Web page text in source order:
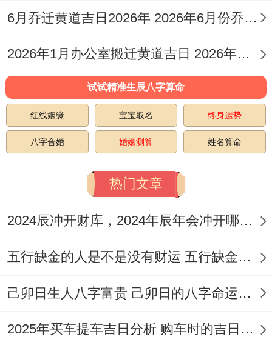
则位于正北方，此二方位宜静不宜动;尤其忌
讳在正北方位（岁破与三煞位所在）进行大
宴会主持或主人位；设置于正东（财神位）
或西南（福神位）为佳，帮助吸纳财气跟福
泽，若条件允许；可于会场正南方位安静地
摆放部分吉祥饰品，但避免过于喧闹。
至于紫白飞星布局；每年流年飞星方位不相
譬如八白左辅星（财星）与九紫右弼星（喜
庆星）所临方位宜保持明亮、整洁，并可适
6月乔迁黄道吉日2026年 2026年6月份乔迁黄道吉日一览表
2026年1月办公室搬迁黄道吉日 2026年搬办公室黄道吉日
试试精准生辰八字算命
红线姻缘 宝宝取名 终身运势
八字合婚 婚姻测算 姓名算命
热门文章
2024辰冲开财库，2024年辰年会冲开哪些人的财库
五行缺金的人是不是没有财运 五行缺金的人命运好不好
己卯日生人八字富贵 己卯日的八字命运如何
2025年买车提车吉日分析 购车时的吉日与禁忌